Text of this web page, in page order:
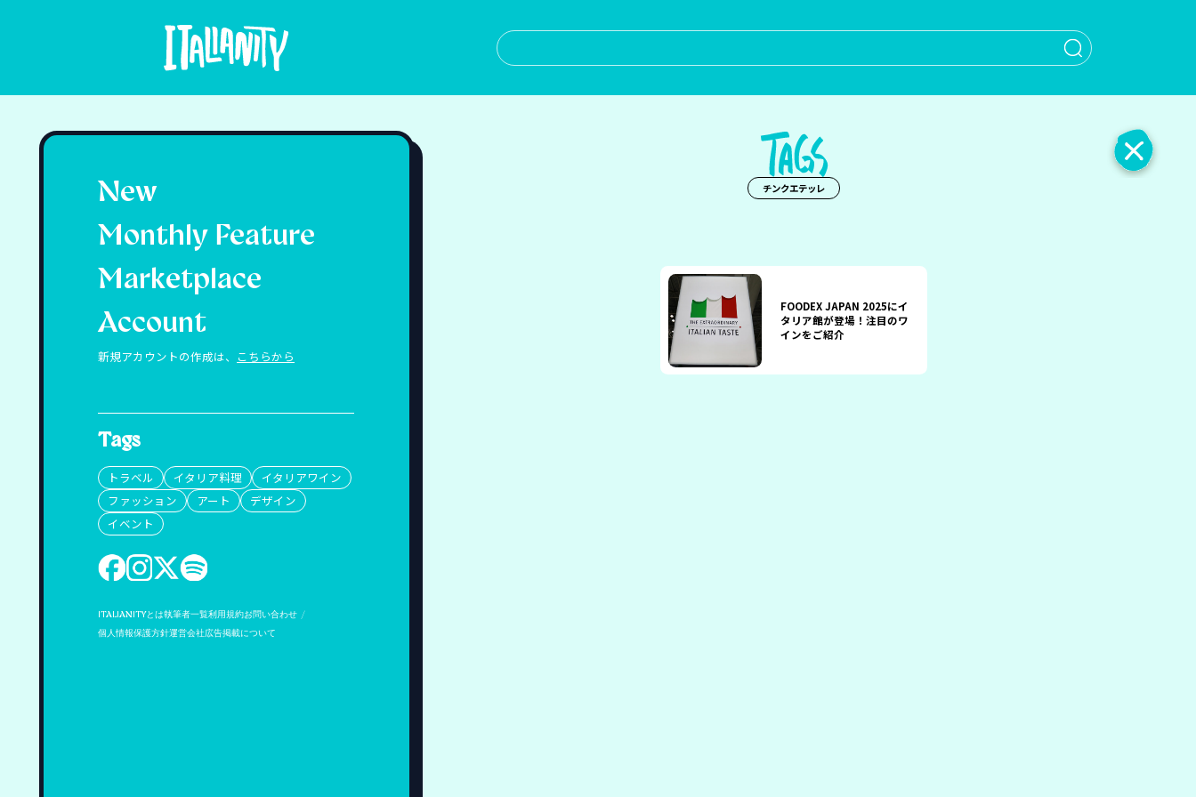
When
New
Monthly Feature
Marketplace
Account
新規アカウントの作成は、 こちらから
Tags
トラベル イタリア料理
イタリアワイン
ファッション
アート
デザイン
イベント
ITALIANITYとは執筆者一覧利用規約お問い合わせ
個人情報保護方針運営会社広告掲載について
チンクエテッレ
FOODEX JAPAN 2025にイ
タリア館が登場！注目のワ
インをご紹介